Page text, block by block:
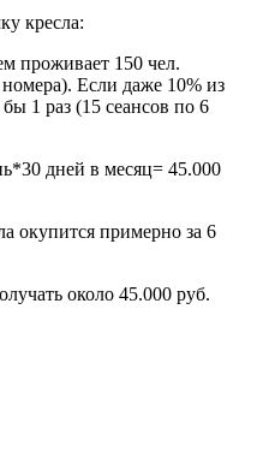
кресла:
проживает 150 чел.
Если даже 10% из
1 раз (15 сеансов по 6
дней в месяц= 45.000
окупится примерно за 6
около 45.000 руб.